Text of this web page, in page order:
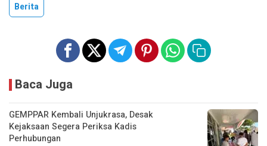
Berita
Baca Juga
GEMPPAR Kembali Unjukrasa, Desak
Kejaksaan Segera Periksa Kadis
Perhubungan